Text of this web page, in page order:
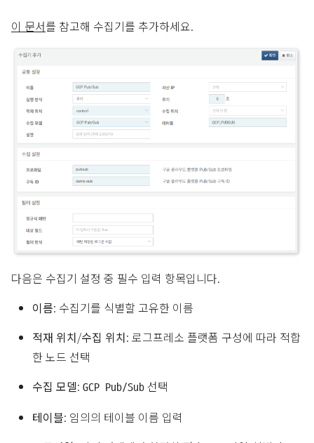
이 문서를 참고해 수집기를 추가하세요.
다음은 수집기 설정 중 필수 입력 항목입니다.
이름: 수집기를 식별할 고유한 이름
적재 위치/수집 위치: 로그프레소 플랫폼 구성에 따라 적합
한 노드 선택
수집 모델: GCP Pub/Sub 선택
테이블: 임의의 테이블 이름 입력